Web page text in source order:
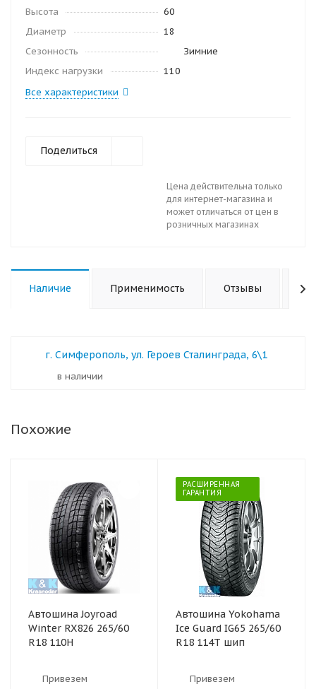
Высота
60
Диаметр
18
Сезонность
Зимние
Индекс нагрузки
110
Все характеристики
Поделиться
Цена действительна только
для интернет-магазина и
может отличаться от цен в
розничных магазинах
Наличие Применимость Отзывы
г. Симферополь, ул. Героев Сталинграда, 6\1
в наличии
Похожие
Автошина Joyroad
Winter RX826 265/60
R18 110H
Привезем
РАСШИРЕННАЯ
ГАРАНТИЯ
Автошина Yokohama
Ice Guard IG65 265/60
R18 114T шип
Привезем